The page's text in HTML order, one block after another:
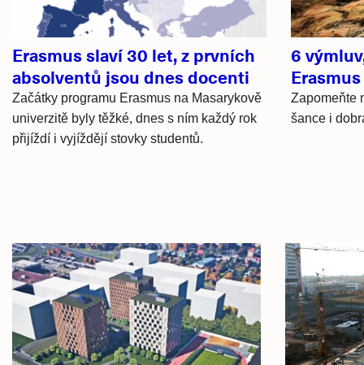
Erasmus slaví 30 let, z prvních
absolventů jsou dnes docenti
Začátky programu Erasmus na Masarykově
univerzitě byly těžké, dnes s ním každý rok
přijíždí i vyjíždějí stovky studentů.
6
Erasmus
Zapomeňte
šance i
Hlavní
novinky